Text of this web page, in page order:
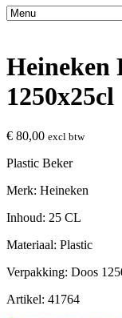
Heineken
1250x25cl
€ 80,00 excl btw
Plastic Beker
Merk: Heineken
Inhoud: 25 CL
Materiaal: Plastic
Verpakking: Doos
Artikel: 41764